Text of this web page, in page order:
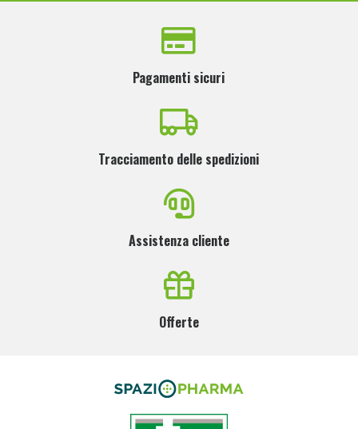
Pagamenti sicuri
Tracciamento delle spedizioni
Assistenza cliente
Offerte